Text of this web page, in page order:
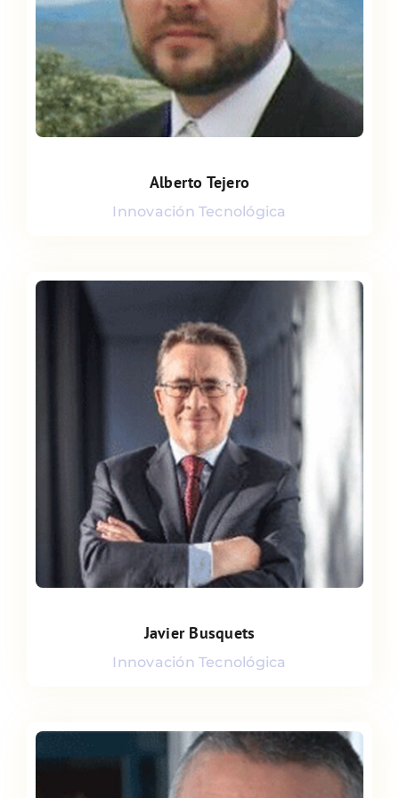
Alberto Tejero
Innovación Tecnológica
Alberto Tejero
Javier Busquets
Innovación Tecnológica
Javier Busquets